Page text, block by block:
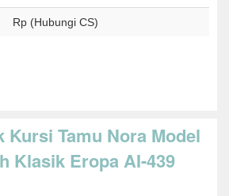
Rp (Hubungi CS)
Kursi Tamu Nora Model
Klasik Eropa AI-439